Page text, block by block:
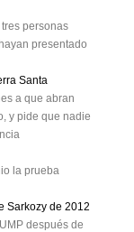
personas
presentado
Santa
a que abran
y pide que nadie
la prueba
Sarkozy de 2012
después de